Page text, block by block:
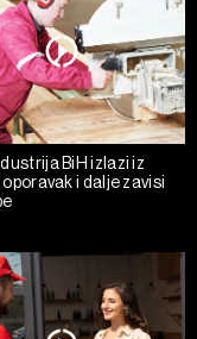
BiH izlazi iz
oporavak i dalje zavisi